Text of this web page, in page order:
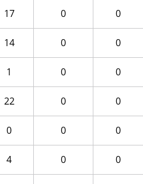
17 0 0
14 0 0
1 0 0
22 0 0
0 0 0
4 0 0